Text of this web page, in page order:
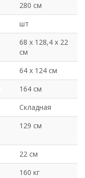
280 см
шт
68 х 128,4 х 22
см
64 х 124 см
164 см
Складная
129 см
22 см
160 кг